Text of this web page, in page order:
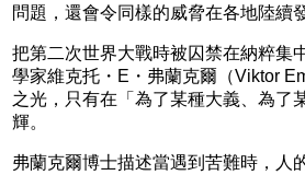
問題，還會令同樣的威脅在各地陸續
把第二次世界大戰時被囚禁在納粹集
學家維克托・E・弗蘭克爾（Viktor
之光，只有在「為了某種大義、為了
輝。
弗蘭克爾博士描述當遇到苦難時，人